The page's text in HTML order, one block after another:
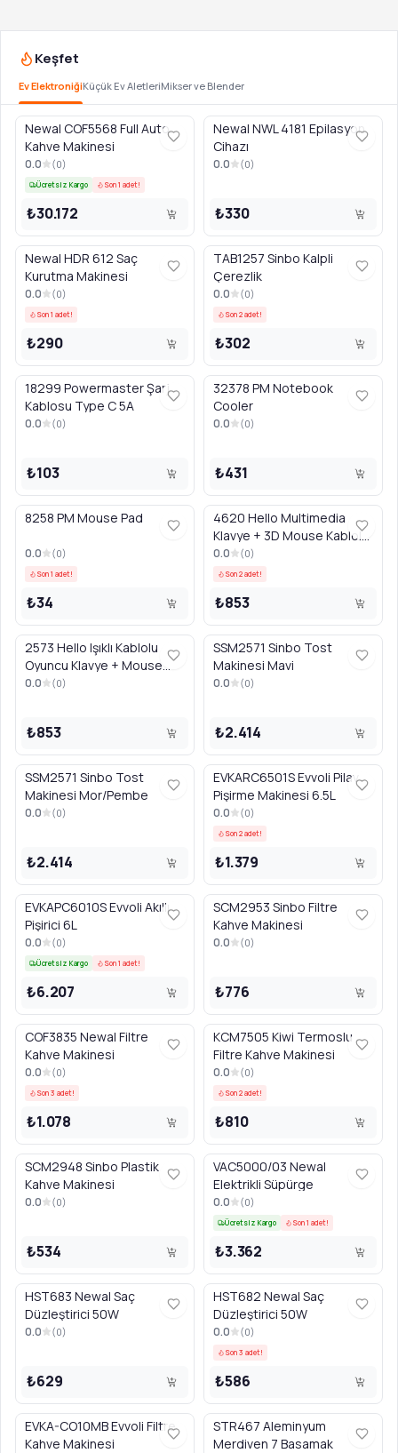
Keşfet
Ev ElektroniğiKüçük Ev AletleriMikser ve Blender
Newal COF5568 Full Auto.
Kahve Makinesi
0.0 (0)
Ücretsiz Kargo Son 1 adet!
₺30.172
Newal NWL 4181 Epilasyon
Cihazı
0.0 (0)
₺330
Newal HDR 612 Saç
Kurutma Makinesi
0.0 (0)
Son 1 adet!
₺290
TAB1257 Sinbo Kalpli
Çerezlik
0.0 (0)
Son 2 adet!
₺302
18299 Powermaster Şarj
Kablosu Type C 5A
0.0 (0)
₺103
32378 PM Notebook
Cooler
0.0 (0)
₺431
8258 PM Mouse Pad
0.0 (0)
Son 1 adet!
₺34
4620 Hello Multimedia
Klavye + 3D Mouse Kablolu
Set
0.0 (0)
Son 2 adet!
₺853
2573 Hello Işıklı Kablolu
Oyuncu Klavye + Mouse
Combo Set
0.0 (0)
₺853
SSM2571 Sinbo Tost
Makinesi Mavi
0.0 (0)
₺2.414
SSM2571 Sinbo Tost
Makinesi Mor/Pembe
0.0 (0)
₺2.414
EVKARC6501S Evvoli Pilav
Pişirme Makinesi 6.5L
0.0 (0)
Son 2 adet!
₺1.379
EVKAPC6010S Evvoli Akıllı
Pişirici 6L
0.0 (0)
Ücretsiz Kargo Son 1 adet!
₺6.207
SCM2953 Sinbo Filtre
Kahve Makinesi
0.0 (0)
₺776
COF3835 Newal Filtre
Kahve Makinesi
0.0 (0)
Son 3 adet!
₺1.078
KCM7505 Kiwi Termoslu
Filtre Kahve Makinesi
0.0 (0)
Son 2 adet!
₺810
SCM2948 Sinbo Plastik
Kahve Makinesi
0.0 (0)
₺534
VAC5000/03 Newal
Elektrikli Süpürge
0.0 (0)
Ücretsiz Kargo Son 1 adet!
₺3.362
HST683 Newal Saç
Düzleştirici 50W
0.0 (0)
₺629
HST682 Newal Saç
Düzleştirici 50W
0.0 (0)
Son 3 adet!
₺586
EVKA-CO10MB Evvoli Filtre
Kahve Makinesi
STR467 Aleminyum
Merdiven 7 Basamak